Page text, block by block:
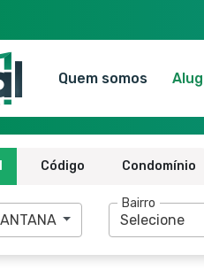
Quem somos
Código Condomínio
Bairro
Selecione